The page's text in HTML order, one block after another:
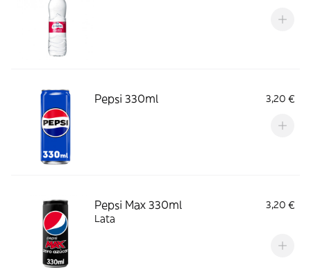
Pepsi 330ml 3,20 €
Pepsi Max 330ml
3,20 €
Lata